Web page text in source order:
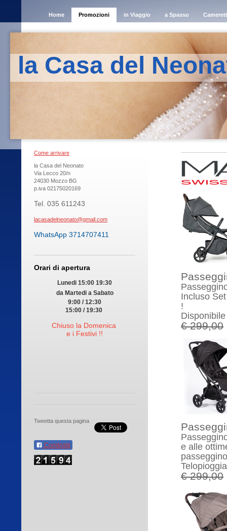
Home Promozioni in Viaggio a Spasso
la Casa del
Come arrivare
la Casa del Neonato
Via Lecco 20/n
24030 Mozzo BG
p.iva 02175020169
Tel. 035 611243
lacasadelneonato@gmail.com
WhatsApp 3714707411
Orari di apertura
Lunedi 15:00 19:30
da Martedi a Sabato
9:00 / 12:30
15:00 / 19:30
Chiuso la Domenica
e i Festivi !!
Tweetta questa pagina
Condividi
Incluso
!
€ 299,00
e alle
€ 299,00